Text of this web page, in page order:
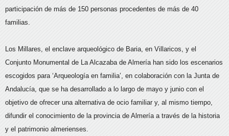
participación de más de 150 personas procedentes de más de 40
familias.
Los Millares, el enclave arqueológico de Baria, en Villaricos, y el
Conjunto Monumental de La Alcazaba de Almería han sido los escenarios
escogidos para ‘Arqueología en familia’, en colaboración con la Junta de
Andalucía, que se ha desarrollado a lo largo de mayo y junio con el
objetivo de ofrecer una alternativa de ocio familiar y, al mismo tiempo,
difundir el conocimiento de la provincia de Almería a través de la historia
y el patrimonio almerienses.